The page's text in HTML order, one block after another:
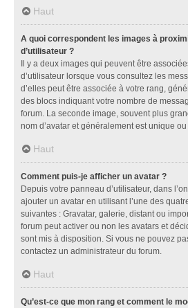
Haut
A quoi correspondent les images à
d’utilisateur ?
Il y a deux images qui peuvent être
d’utilisateur lorsque vous consultez les
d’elles peut être associée à votre rang,
des blocs indiquant votre nombre de
forum. La seconde image, souvent plus
nom d’avatar et généralement est unique
Haut
Comment puis-je afficher un avatar ?
Depuis votre panneau d’utilisateur, dans
ajouter un avatar en utilisant l’une des
suivantes : Gravatar, galerie, distant ou
forum peut activer ou non les avatars et
sont mis à disposition. Si vous ne pouvez
contactez un administrateur du forum.
Haut
Qu’est-ce que mon rang et comment le